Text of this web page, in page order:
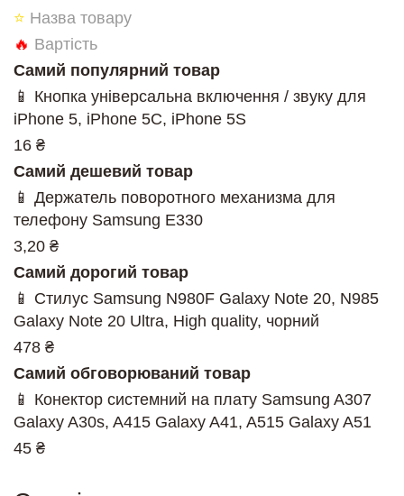
⭐ Назва товару
🔥 Вартість
Самий популярний товар
📱 Кнопка універсальна включення / звуку для
iPhone 5, iPhone 5C, iPhone 5S
16 ₴
Самий дешевий товар
📱 Держатель поворотного механизма для
телефону Samsung E330
3,20 ₴
Самий дорогий товар
📱 Стилус Samsung N980F Galaxy Note 20, N985
Galaxy Note 20 Ultra, High quality, чорний
478 ₴
Самий обговорюваний товар
📱 Конектор системний на плату Samsung A307
Galaxy A30s, A415 Galaxy A41, A515 Galaxy A51
45 ₴